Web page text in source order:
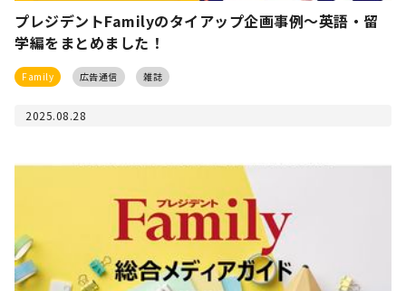
プレジデントFamilyのタイアップ企画事例〜英語・留
学編をまとめました！
Family 広告通信 雑誌
2025.08.28